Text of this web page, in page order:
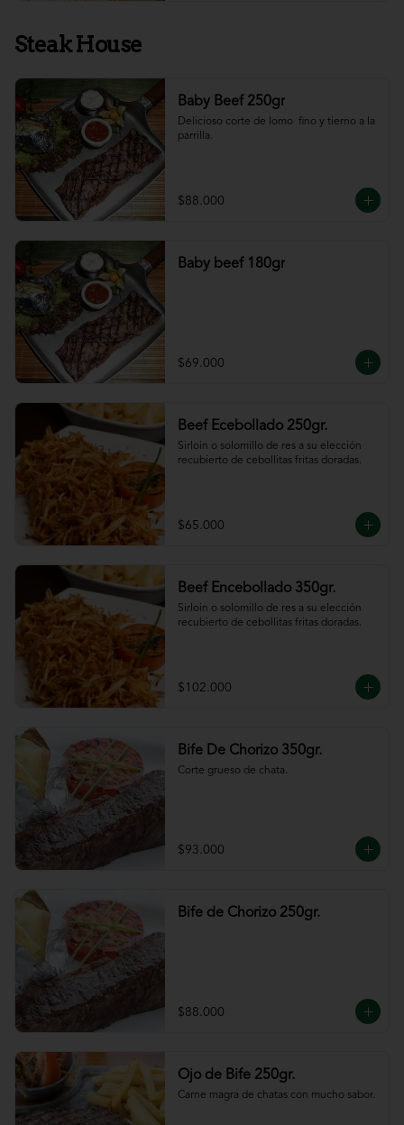
Steak House
Baby Beef 250gr
Delicioso corte de lomo  fino y tierno a la
parrilla.
$88.000
Baby beef 180gr
$69.000
Beef Ecebollado 250gr.
Sirloin o solomillo de res a su elección
recubierto de cebollitas fritas doradas.
$65.000
Beef Encebollado 350gr.
Sirloin o solomillo de res a su elección
recubierto de cebollitas fritas doradas.
$102.000
Bife De Chorizo 350gr.
Corte grueso de chata.
$93.000
Bife de Chorizo 250gr.
$88.000
Ojo de Bife 250gr.
Carne magra de chatas con mucho sabor.